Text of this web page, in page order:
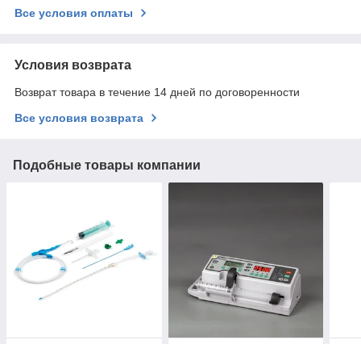
Все условия оплаты
Условия возврата
Возврат товара в течение 14 дней по договоренности
Все условия возврата
Подобные товары компании